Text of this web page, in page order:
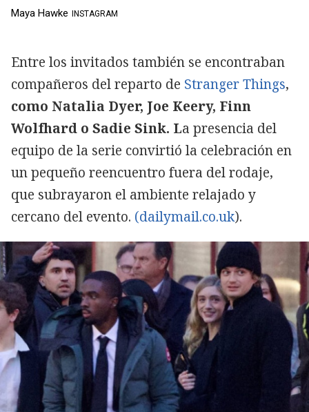
Maya Hawke INSTAGRAM
Entre los invitados también se encontraban
compañeros del reparto de Stranger Things,
como Natalia Dyer, Joe Keery, Finn
Wolfhard o Sadie Sink. La presencia del
equipo de la serie convirtió la celebración en
un pequeño reencuentro fuera del rodaje,
que subrayaron el ambiente relajado y
cercano del evento. (dailymail.co.uk).